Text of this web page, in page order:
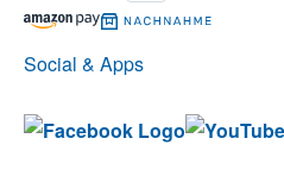
Social & Apps